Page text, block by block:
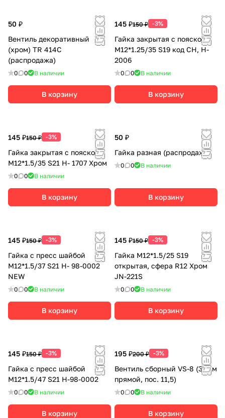
50 ₽
Вентиль декоративный
(хром) TR 414С
(распродажа)
0 0 В наличии
В корзину
145 ₽150 ₽ -3%
Гайка закрытая с пояском
М12*1.25/35 S19 код CH, H-
2006
0 0 В наличии
В корзину
145 ₽150 ₽ -3%
Гайка закрытая с пояском
М12*1.5/35 S21 H- 1707 Хром
0 0 В наличии
В корзину
50 ₽
Гайка разная (распродажа)
0 0 В наличии
В корзину
145 ₽150 ₽ -3%
Гайка с пресс шайбой
М12*1.5/37 S21 H- 98-0002
NEW
0 0 В наличии
В корзину
145 ₽150 ₽ -3%
Гайка М12*1.5/25 S19
открытая, сфера R12 Хром
JN-221S
0 0 В наличии
В корзину
145 ₽150 ₽ -3%
Гайка с пресс шайбой
М12*1.5/47 S21 H-98-0002
0 0 В наличии
В корзину
195 ₽200 ₽ -3%
Вентиль сборный VS-8 (38мм
прямой, пос. 11,5)
0 0 В наличии
В корзину